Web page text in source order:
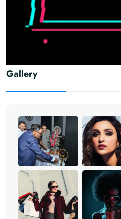
Gallery